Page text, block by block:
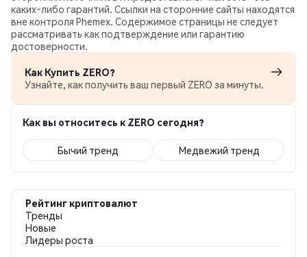
каких‑либо гарантий. Ссылки на сторонние сайты находятся
вне контроля Phemex. Содержимое страницы не следует
рассматривать как подтверждение или гарантию
достоверности.
Как Купить ZERO?
Узнайте, как получить ваш первый ZERO за минуты.
Как вы относитесь к ZERO сегодня?
Бычий тренд Медвежий тренд
Рейтинг криптовалют
Тренды
Новые
Лидеры роста